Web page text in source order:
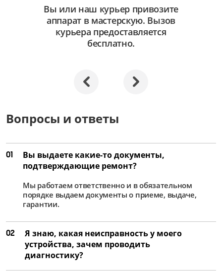
Вы или наш курьер привозите
аппарат в мастерскую. Вызов
курьера предоставляется
бесплатно.
Вопросы и ответы
01
Вы выдаете какие-то документы,
подтверждающие ремонт?
Мы работаем ответственно и в обязательном
порядке выдаем документы о приеме, выдаче,
гарантии.
02
Я знаю, какая неисправность у моего
устройства, зачем проводить
диагностику?